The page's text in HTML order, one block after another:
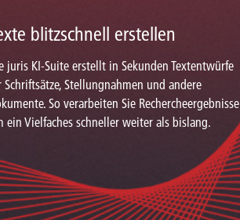
blitzschnell erstellen
juris KI-Suite erstellt in Sekunden Textentwürfe
Schriftsätze, Stellungnahmen und andere
So verarbeiten Sie Rechercheergebnisse
ein Vielfaches schneller weiter als bislang.